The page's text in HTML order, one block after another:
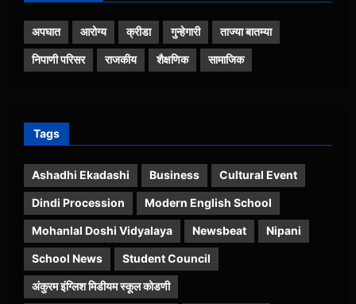
अपघात आरोग्य क्रीडा गुन्हेगारी ताज्या बातम्या
निपाणी परिसर राजकीय शैक्षणिक सामाजिक
Tags
Ashadhi Ekadashi Business Cultural Event
Dindi Procession Modern English School
Mohanlal Doshi Vidyalaya Newsbeat Nipani
School News Student Council
अंकुरम इंग्लिश मिडीयम स्कूल कोडणी